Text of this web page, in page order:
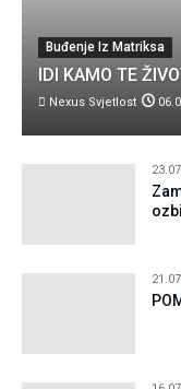
Buđenje Iz Matriksa
IDI KAMO TE
Nexus Svjetlost